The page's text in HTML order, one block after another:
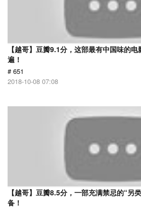
【越哥】豆瓣9.1分，这部最有中国味的
遍！
# 651
2018-10-08 07:08
【越哥】豆瓣8.5分，一部充满禁忌的“另
备！